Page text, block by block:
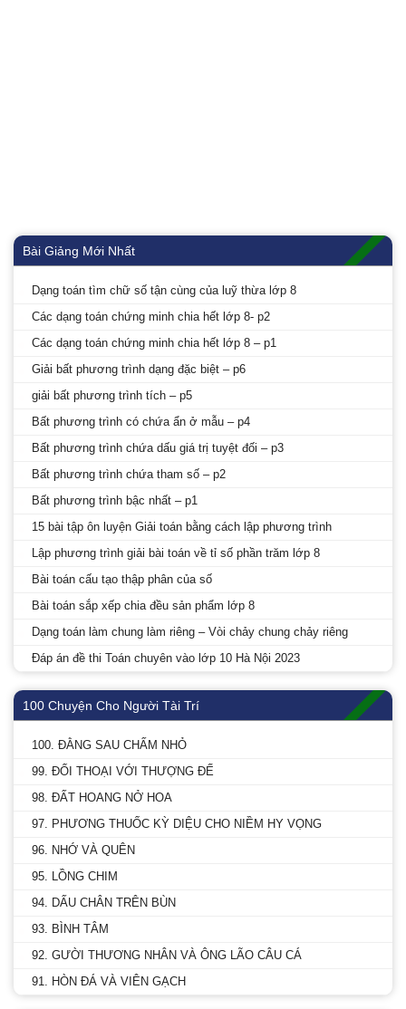
Bài Giảng Mới Nhất
Dạng toán tìm chữ số tận cùng của luỹ thừa lớp 8
Các dạng toán chứng minh chia hết lớp 8- p2
Các dạng toán chứng minh chia hết lớp 8 – p1
Giải bất phương trình dạng đặc biệt – p6
giải bất phương trình tích – p5
Bất phương trình có chứa ẩn ở mẫu – p4
Bất phương trình chứa dấu giá trị tuyệt đối – p3
Bất phương trình chứa tham số – p2
Bất phương trình bậc nhất – p1
15 bài tập ôn luyện Giải toán bằng cách lập phương trình
Lập phương trình giải bài toán về tỉ số phần trăm lớp 8
Bài toán cấu tạo thập phân của số
Bài toán sắp xếp chia đều sản phẩm lớp 8
Dạng toán làm chung làm riêng – Vòi chảy chung chảy riêng
Đáp án đề thi Toán chuyên vào lớp 10 Hà Nội 2023
100 Chuyện Cho Người Tài Trí
100. ĐẰNG SAU CHẤM NHỎ
99. ĐỐI THOẠI VỚI THƯỢNG ĐẾ
98. ĐẤT HOANG NỞ HOA
97. PHƯƠNG THUỐC KỲ DIỆU CHO NIỀM HY VỌNG
96. NHỚ VÀ QUÊN
95. LỒNG CHIM
94. DẤU CHÂN TRÊN BÙN
93. BÌNH TÂM
92. GƯỜI THƯƠNG NHÂN VÀ ÔNG LÃO CÂU CÁ
91. HÒN ĐÁ VÀ VIÊN GẠCH